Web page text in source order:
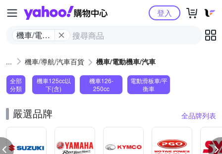
Yahoo購物中心
機車/電動
登入
機車/導航/汽車百貨 機車/電動機車/汽車
全部
分類
機車125cc以
下(含)
機車126-
250cc
電動滑板車/平
衡車
嚴選品牌 全品牌列表